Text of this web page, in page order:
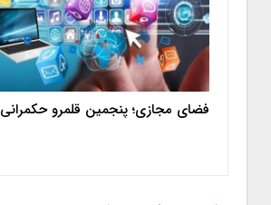
فضای مجازی؛ پنجمین قلمرو حکمرانی